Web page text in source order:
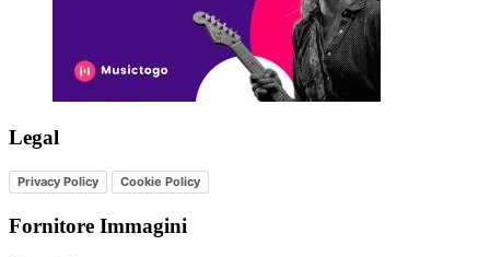
Legal
Privacy Policy Cookie Policy
Fornitore Immagini